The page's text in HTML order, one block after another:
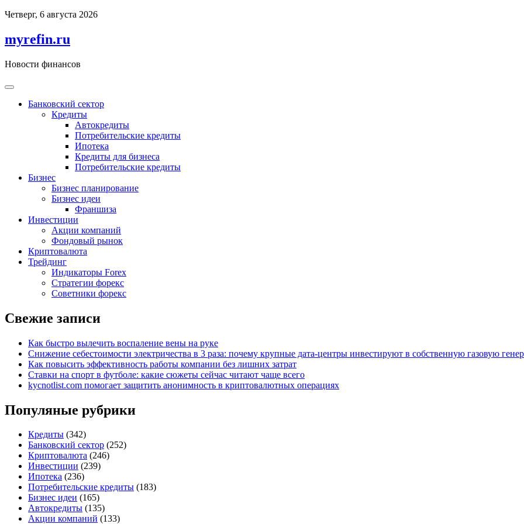
Перейти
содержимому
Четверг, 6 августа 2026
myrefin.ru
Новости финансов
Банковский сектор
Кредиты
Автокредиты
Потребительские кредиты
Ипотека
Кредиты для бизнеса
Потребительские кредиты
Бизнес
Бизнес планирование
Бизнес идеи
Франшиза
Инвестиции
Акции компаний
Фондовый рынок
Криптовалюта
Трейдинг
Индикаторы Forex
Стратегии форекс
Советники форекс
Свежие записи
Как быстро вылечить воспаление вены на руке
Снижение себестоимости электричества в 3 раза: почему крупные дата-центры инвестируют в собственную газовую
Как повысить эффективность работы компании без лишних затрат
Ставки на спорт в футболе: какие сюжеты сейчас читают чаще всего
kycnotlist.com помогает защитить анонимность в криптовалютных операциях
Популяные рубрики
Кредиты (342)
Банковский сектор (252)
Криптовалюта (246)
Инвестиции (239)
Ипотека (236)
Потребительские кредиты (183)
Бизнес идеи (165)
Автокредиты (135)
Акции компаний (133)